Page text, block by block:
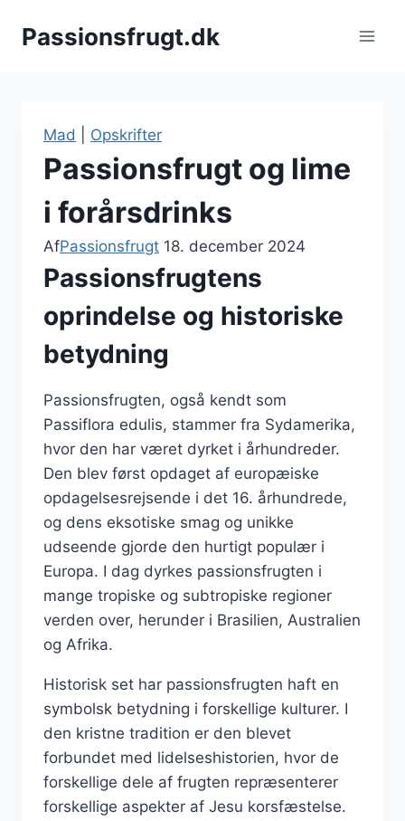
Passionsfrugt.dk
Mad Opskrifter
Passionsfrugt og lime
i forårsdrinks
AfPassionsfrugt 18. december 2024
Passionsfrugtens
oprindelse og historiske
betydning
Passionsfrugten, også kendt som
Passiflora edulis, stammer fra Sydamerika,
hvor den har været dyrket i århundreder.
Den blev først opdaget af europæiske
opdagelsesrejsende i det 16. århundrede,
og dens eksotiske smag og unikke
udseende gjorde den hurtigt populær i
Europa. I dag dyrkes passionsfrugten i
mange tropiske og subtropiske regioner
verden over, herunder i Brasilien, Australien
og Afrika.
Historisk set har passionsfrugten haft en
symbolsk betydning i forskellige kulturer. I
den kristne tradition er den blevet
forbundet med lidelseshistorien, hvor de
forskellige dele af frugten repræsenterer
forskellige aspekter af Jesu korsfæstelse.